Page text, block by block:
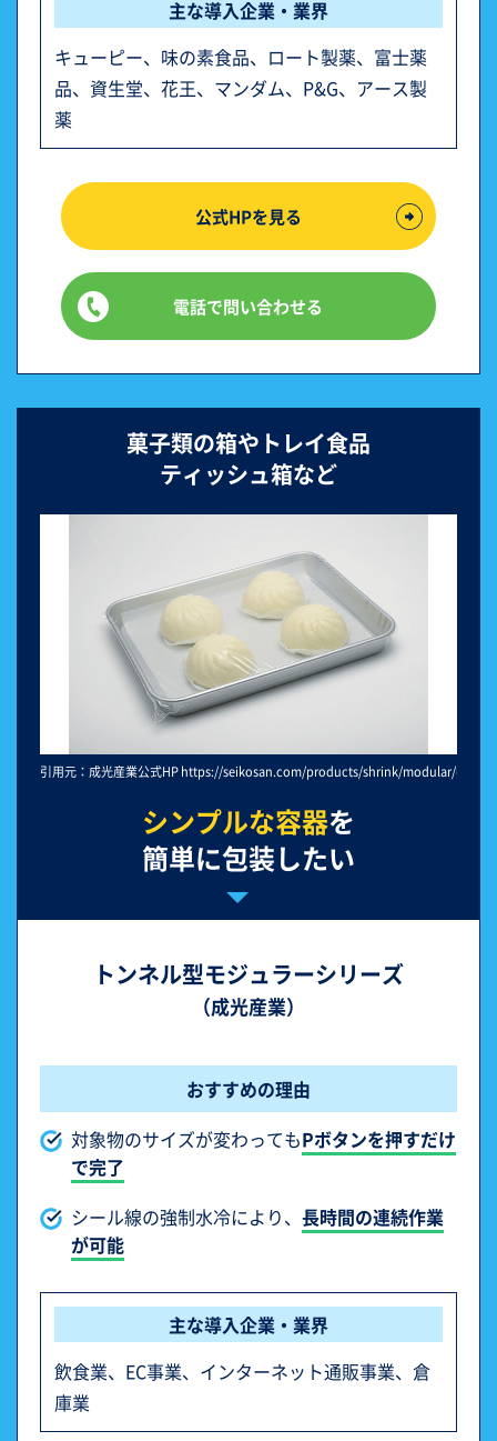
主な導入企業・業界
キューピー、味の素食品、ロート製薬、富士薬
品、資生堂、花王、マンダム、P&G、アース製
薬
公式HPを見る
電話で問い合わせる
菓子類の箱やトレイ食品
ティッシュ箱など
引用元：成光産業公式HP https://seikosan.com/products/shrink/modular/
シンプルな容器を
簡単に包装したい
トンネル型モジュラーシリーズ
（成光産業）
おすすめの理由
対象物のサイズが変わってもPボタンを押すだけ
で完了
シール線の強制水冷により、 長時間の連続作業
が可能
主な導入企業・業界
飲食業、EC事業、インターネット通販事業、倉
庫業